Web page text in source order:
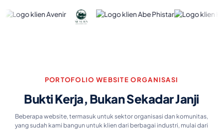
PORTOFOLIO WEBSITE ORGANISASI
Bukti Kerja, Bukan Sekadar Janji
Beberapa website, termasuk untuk sektor organisasi dan komunitas,
yang sudah kami bangun untuk klien dari berbagai industri, mulai dari